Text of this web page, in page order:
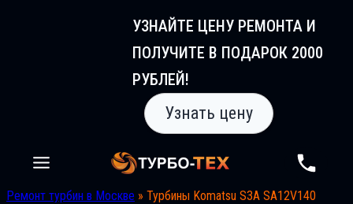
УЗНАЙТЕ ЦЕНУ РЕМОНТА И
ПОЛУЧИТЕ В ПОДАРОК 2000
РУБЛЕЙ!
Узнать цену
Ремонт турбин в Москве » Турбины Komatsu S3A SA12V140